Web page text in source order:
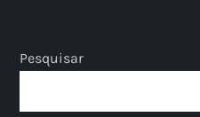
Pesquisar